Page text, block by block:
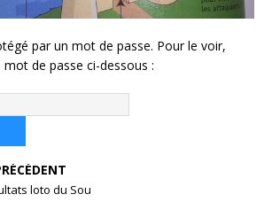
par un mot de passe. Pour le voir,
de passe ci-dessous :
loto du Sou